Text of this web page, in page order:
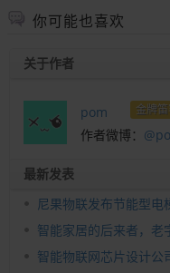
你可能也喜欢
关于作者
pom 金牌
作者微博：
最新发表
尼果物联发布节能型电
智能家居的后来者，老
智能物联网芯片设计公